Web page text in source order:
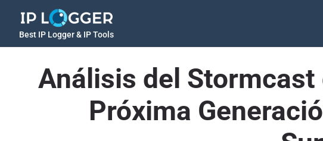
Best IP Logger & IP Tools
Análisis del Stormcast
Próxima